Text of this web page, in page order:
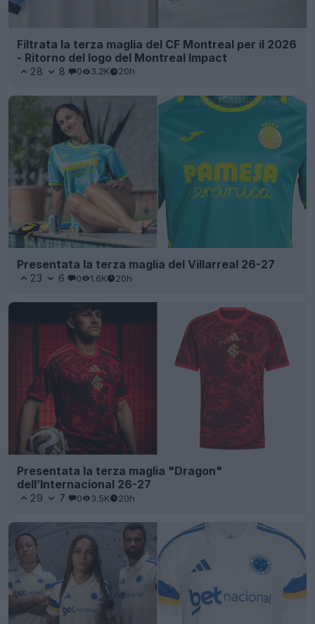
Filtrata la terza maglia del CF Montreal per il 2026
- Ritorno del logo del Montreal Impact
28 8 0 3.2K 20h
Presentata la terza maglia del Villarreal 26-27
23 6 0 1.6K 20h
Presentata la terza maglia "Dragon"
dell’Internacional 26-27
29 7 0 3.5K 20h